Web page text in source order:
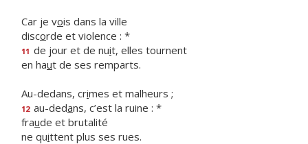
Car je vois dans la ville
discorde et violence : *
11 de jour et de nuit, elles tournent
en haut de ses remparts.
Au-dedans, crimes et malheurs ;
12 au-dedans, c’est la ruine : *
fraude et brutalité
ne quittent plus ses rues.